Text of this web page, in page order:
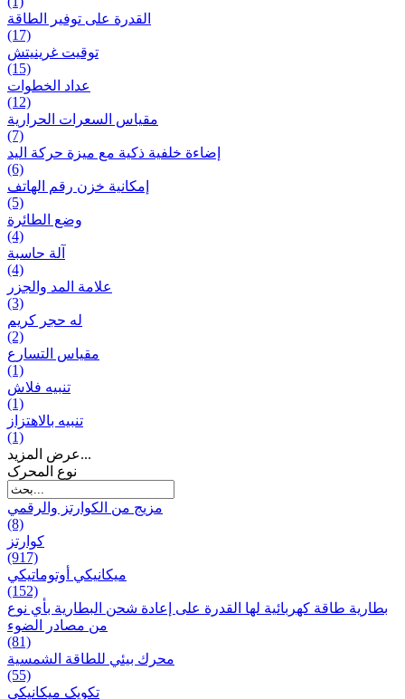
القدرة على توفير الطاقة
(17)
توقيت غرينيتش
(15)
عداد الخطوات
(12)
مقیاس السعرات الحرارية
(7)
إضاءة خلفية ذكية مع ميزة حرکة اليد
(6)
إمكانية خزن رقم الهاتف
(5)
وضع الطائرة
(4)
آلة حاسبة
(4)
علامة المد والجزر
(3)
له حجر كريم
(2)
مقياس التسارع
(1)
تنبيه فلاش
(1)
تنبيه بالاهتزاز
(1)
عرض المزيد...
نوع المحرک
مزيج من الكوارتز والرقمي
(8)
كوارتز
(917)
ميكانيكي أوتوماتيكي
(152)
بطارية طاقة كهربائية لها القدرة على إعادة شحن البطارية بأي نوع
من مصادر الضوء
(81)
محرك بيئي للطاقة الشمسية
(55)
تکویک ميكانيكي